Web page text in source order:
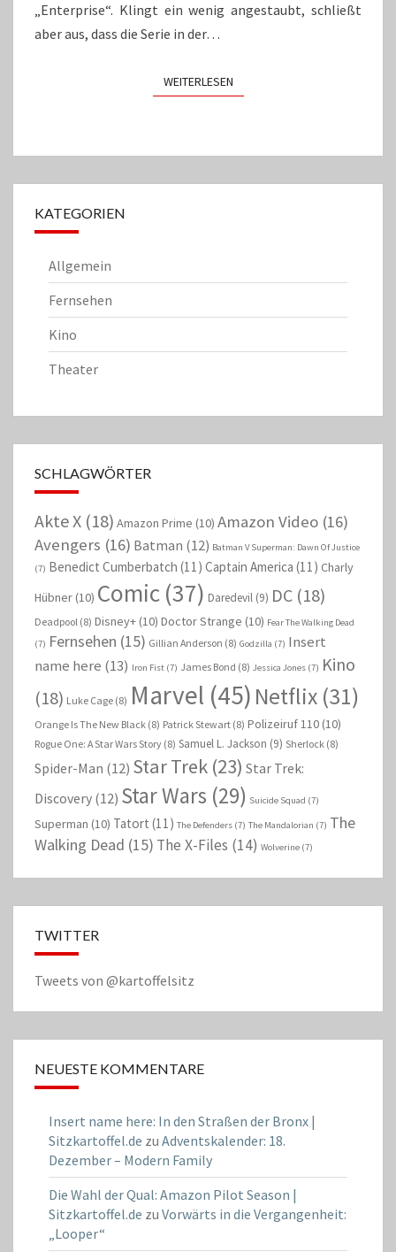
„Enterprise“. Klingt ein wenig angestaubt, schließt
aber aus, dass die Serie in der…
WEITERLESENWEITERLESEN
KATEGORIEN
Allgemein
Fernsehen
Kino
Theater
SCHLAGWÖRTER
Akte X (18) Amazon Prime (10) Amazon Video (16)
Avengers (16) Batman (12) Batman V Superman: Dawn Of Justice
(7) Benedict Cumberbatch (11) Captain America (11) Charly
Hübner (10) Comic (37) Daredevil (9) DC (18)
Deadpool (8) Disney+ (10) Doctor Strange (10) Fear The Walking Dead
(7) Fernsehen (15) Gillian Anderson (8) Godzilla (7) Insert
name here (13) Iron Fist (7) James Bond (8) Jessica Jones (7) Kino
(18) Luke Cage (8) Marvel (45) Netflix (31)
Orange Is The New Black (8) Patrick Stewart (8) Polizeiruf 110 (10)
Rogue One: A Star Wars Story (8) Samuel L. Jackson (9) Sherlock (8)
Spider-Man (12) Star Trek (23) Star Trek:
Discovery (12) Star Wars (29) Suicide Squad (7)
Superman (10) Tatort (11) The Defenders (7) The Mandalorian (7) The
Walking Dead (15) The X-Files (14) Wolverine (7)
TWITTER
Tweets von @kartoffelsitz
NEUESTE KOMMENTARE
Insert name here: In den Straßen der Bronx |
Sitzkartoffel.de zu Adventskalender: 18.
Dezember – Modern Family
Die Wahl der Qual: Amazon Pilot Season |
Sitzkartoffel.de zu Vorwärts in die Vergangenheit:
„Looper“